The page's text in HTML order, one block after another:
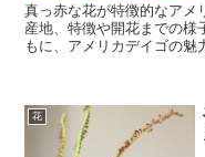
真っ赤な花が特徴的なアメ
産地、特徴や開花までの様
もに、アメリカデイゴの魅
花